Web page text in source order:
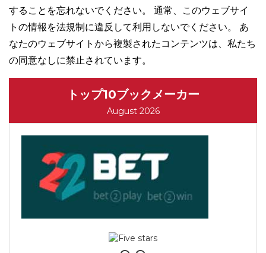
することを忘れないでください。 通常、このウェブサイ
トの情報を法規制に違反して利用しないでください。 あ
なたのウェブサイトから複製されたコンテンツは、私たち
の同意なしに禁止されています。
トップ10ブックメーカー
August 2026